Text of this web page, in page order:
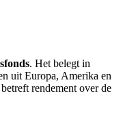
. Het belegt in
uit Europa, Amerika en
rendement over de